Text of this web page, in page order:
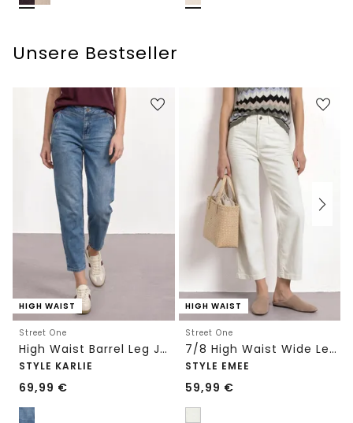
Unsere Bestseller
HIGH WAIST
Street One
High Waist Barrel Leg Jeans im Loose Fit
STYLE KARLIE
69,99 €
HIGH WAIST
Street One
7/8 High Waist Wide Leg Jeans im Loose Fit
STYLE EMEE
59,99 €